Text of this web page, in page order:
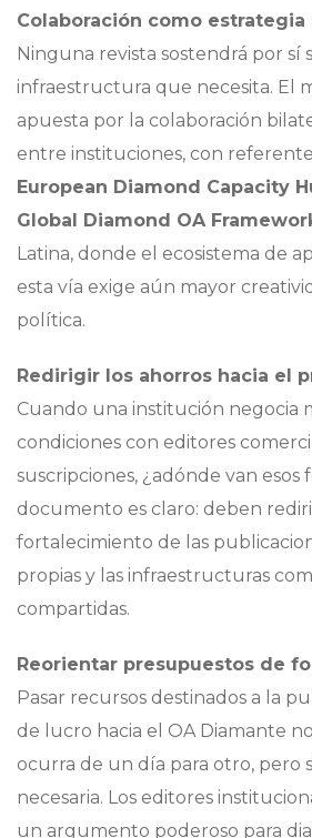
Colaboración como
Ninguna revista sostendrá por sí
infraestructura que necesita. El
apuesta por la colaboración
entre instituciones, con
European Diamond Capacity
Global Diamond OA
Latina, donde el ecosistema de
esta vía exige aún mayor
política.
Redirigir los ahorros hacia el
Cuando una institución negocia
condiciones con editores
suscripciones, ¿adónde van esos
documento es claro: deben
fortalecimiento de las
propias y las infraestructuras
compartidas.
Reorientar presupuestos de
Pasar recursos destinados a la
de lucro hacia el OA Diamante
ocurra de un día para otro, pero
necesaria. Los editores
un argumento poderoso para